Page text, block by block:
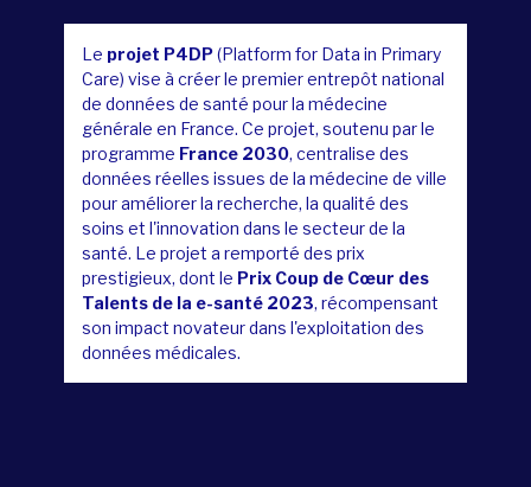
Le projet P4DP(Platform for Data in Primary
Care) vise à créer le premier entrepôt national
de données de santé pour la médecine
générale en France. Ce projet, soutenu par le
programme France 2030, centralise des
données réelles issues de la médecine de ville
pour améliorer la recherche, la qualité des
soins et l'innovation dans le secteur de la
santé. Le projet a remporté des prix
prestigieux, dont le Prix Coup de Cœur des
Talents de la e-santé 2023, récompensant
son impact novateur dans l'exploitation des
données médicales.